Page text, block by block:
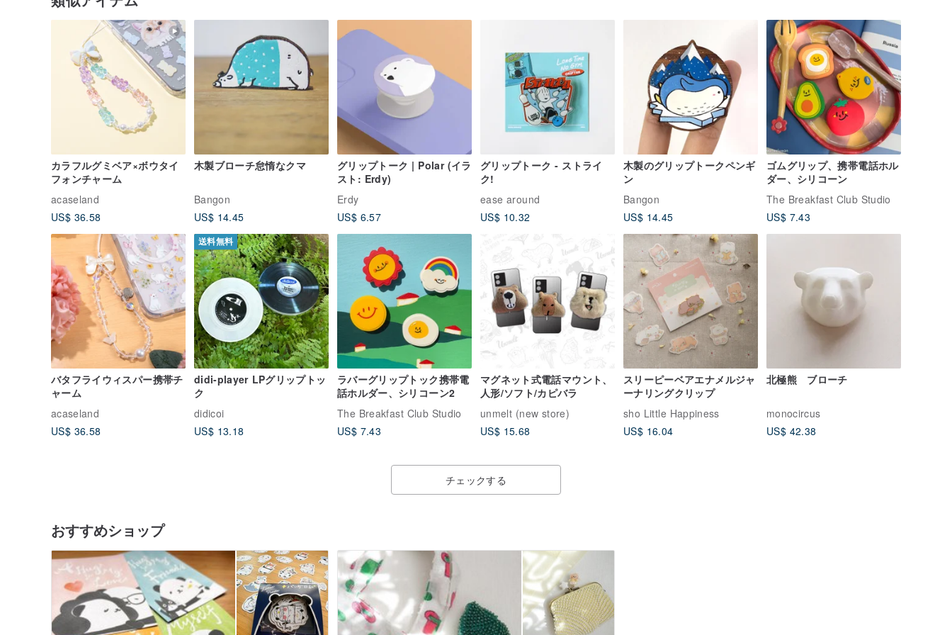
カラフルグミベア×ボウタイ
フォンチャーム
acaseland
US$ 36.58
木製ブローチ怠惰なクマ
Bangon
US$ 14.45
グリップトーク | Polar (イラ
スト: Erdy)
Erdy
US$ 6.57
グリップトーク - ストライ
ク!
ease around
US$ 10.32
木製のグリップトークペンギ
ン
Bangon
US$ 14.45
ゴムグリップ、携帯電話ホル
ダー、シリコーン
The Breakfast Club Studio
US$ 7.43
バタフライウィスパー携帯チ
ャーム
acaseland
US$ 36.58
送料無料
didi-player LPグリップトッ
ク
didicoi
US$ 13.18
ラバーグリップトック携帯電
話ホルダー、シリコーン2
The Breakfast Club Studio
US$ 7.43
マグネット式電話マウント、
人形/ソフト/カピバラ
unmelt (new store)
US$ 15.68
スリーピーベアエナメルジャ
ーナリングクリップ
sho Little Happiness
US$ 16.04
北極熊 ブローチ
monocircus
US$ 42.38
チェックする
おすすめショップ